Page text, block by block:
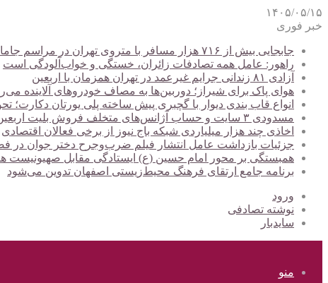
۱۴۰۵/۰۵/۱۵
خبر فوری
جابجایی بیش از ۷۱۶ هزار مسافر با متروی تهران در مراسم جاماندگان اربعین
راهور: عامل همه تصادفات زائران، خستگی و خواب‌آلودگی است
آزادی ۸۱ زندانی جرایم غیرعمد در تهران همزمان با اربعین
هوای پاک برای شیراز؛ دوربین‌ها به مصاف خودروهای آلاینده
انواع قاب بندی دیوار با گچبری پیش ساخته پلی یورتان
مسدودی ۳ سایت و حساب آژانس‌های متخلف فروش بلیت اربعین
اخاذی چند هزار میلیاردی شبکه باج نیوز از برخی فعالان اقتصادی
جزئیات بازداشت عامل انتشار فیلم ضرب‌وجرح دختر جوان در
همبستگی بر محور امام حسین (ع) ایستادگی مقابل صهیونیست
برنامه جامع ارتقای فرهنگ محیط‌زیستی اصفهان تدوین می‌شود
ورود
نوشته تصادفی
سایدبار
منو